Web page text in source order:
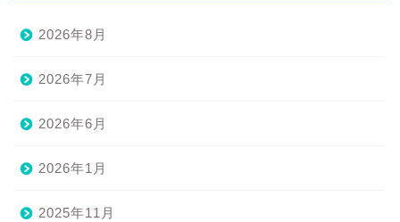
2026年8月
2026年7月
2026年6月
2026年1月
2025年11月